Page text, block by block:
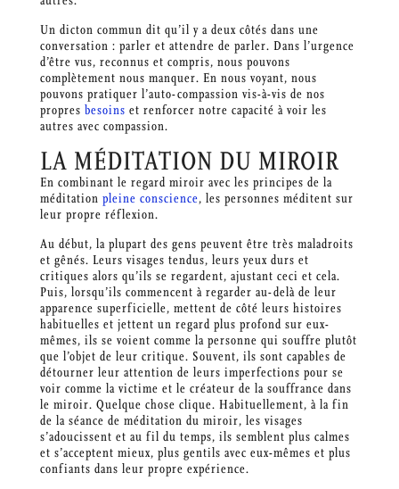
Un dicton commun dit qu’il y a deux côtés dans une
conversation : parler et attendre de parler. Dans l’urgence
d’être vus, reconnus et compris, nous pouvons
complètement nous manquer. En nous voyant, nous
pouvons pratiquer l’auto-compassion vis-à-vis de nos
propres besoins et renforcer notre capacité à voir les
autres avec compassion.
LA MÉDITATION DU MIROIR
En combinant le regard miroir avec les principes de la
méditation pleine conscience, les personnes méditent sur
leur propre réflexion.
Au début, la plupart des gens peuvent être très maladroits
et gênés. Leurs visages tendus, leurs yeux durs et
critiques alors qu’ils se regardent, ajustant ceci et cela.
Puis, lorsqu’ils commencent à regarder au-delà de leur
apparence superficielle, mettent de côté leurs histoires
habituelles et jettent un regard plus profond sur eux-
mêmes, ils se voient comme la personne qui souffre plutôt
que l’objet de leur critique. Souvent, ils sont capables de
détourner leur attention de leurs imperfections pour se
voir comme la victime et le créateur de la souffrance dans
le miroir. Quelque chose clique. Habituellement, à la fin
de la séance de méditation du miroir, les visages
s’adoucissent et au fil du temps, ils semblent plus calmes
et s’acceptent mieux, plus gentils avec eux-mêmes et plus
confiants dans leur propre expérience.